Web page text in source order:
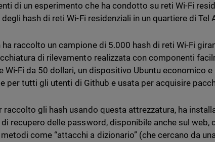
di un esperimento che ha condotto su reti Wi-Fi
hash di reti Wi-Fi residenziali in un quartiere di Tel
raccolto un campione di 5.000 hash di reti Wi-Fi
di rilevamento realizzata con componenti
Wi-Fi da 50 dollari, un dispositivo Ubuntu economico e
per tutti gli utenti di Github e usata per acquisire
raccolto gli hash usando questa attrezzatura, ha
recupero delle password, disponibile anche sul web,
come “attacchi a dizionario” (che cercano da